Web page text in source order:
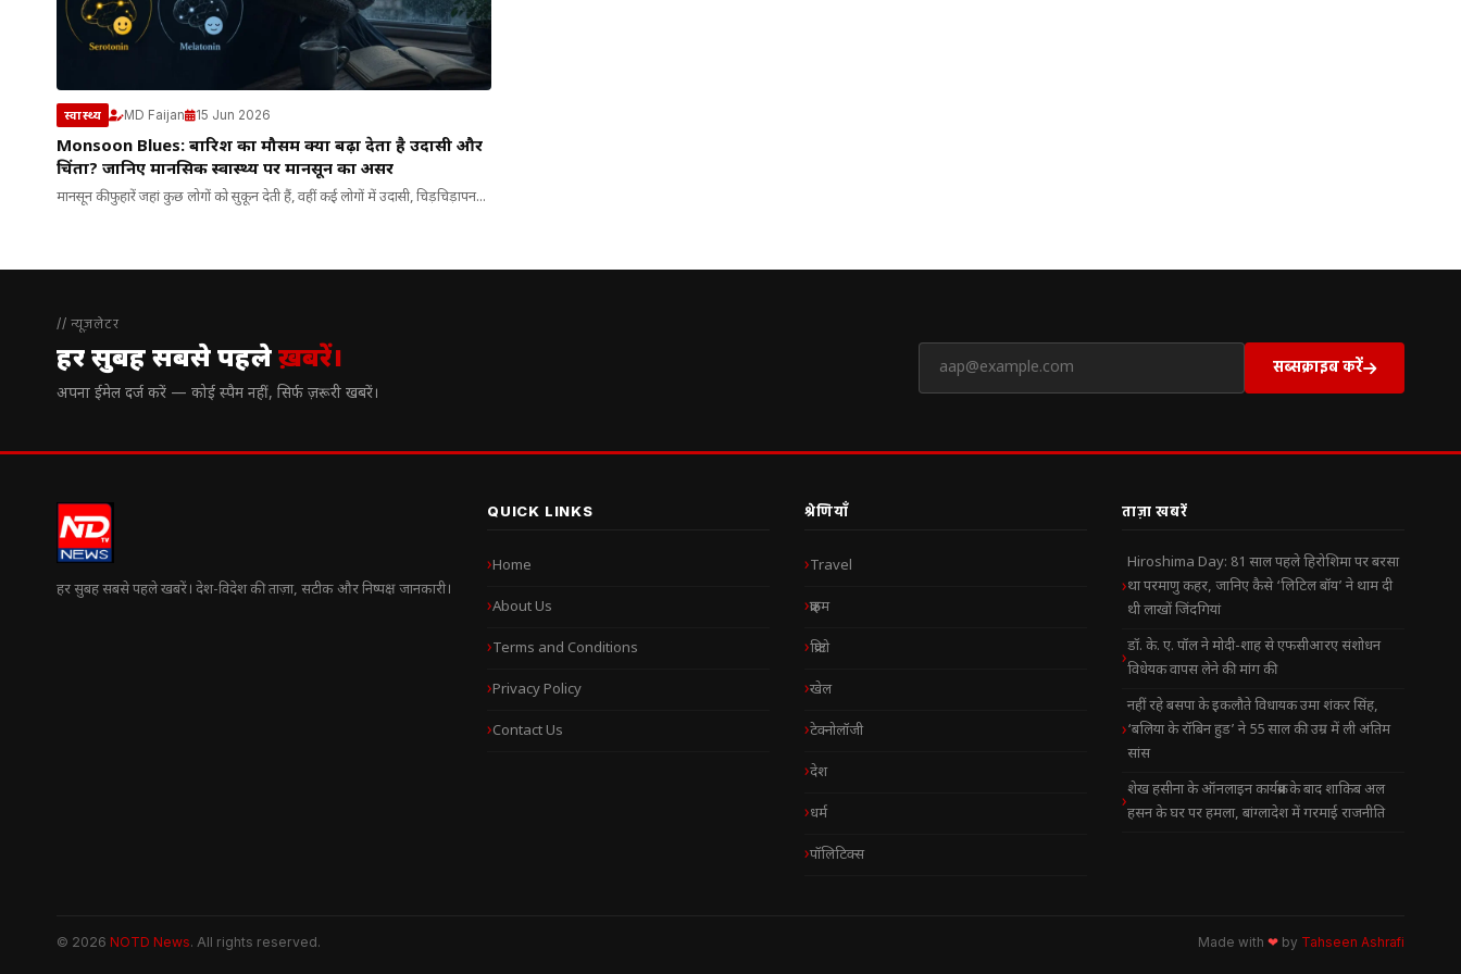
स्वास्थ्य MD Faijan 15 Jun 2026
Monsoon Blues: बारिश का मौसम क्यों बढ़ा देता है उदासी और
चिंता? जानिए मानसिक स्वास्थ्य पर मानसून का असर
मानसून की फुहारें जहां कुछ लोगों को सुकून देती हैं, वहीं कई लोगों में उदासी, चिड़चिड़ापन...
// न्यूज़लेटर
हर सुबह सबसे पहलेख़बरें।
अपना ईमेल दर्ज करें — कोई स्पैम नहीं, सिर्फ ज़रूरी खबरें।
सब्सक्राइब करें
हर सुबह सबसे पहले खबरें। देश-विदेश की ताज़ा, सटीक और निष्पक्ष जानकारी।
QUICK LINKS
Home
About Us
Terms and Conditions
Privacy Policy
Contact Us
श्रेणियाँ
Travel
क्राइम
क्रिप्टो
खेल
टेक्नोलॉजी
देश
धर्म
पॉलिटिक्स
ताज़ा खबरें
Hiroshima Day: 81 साल पहले हिरोशिमा पर बरसा
था परमाणु कहर, जानिए कैसे ‘लिटिल बॉय’ ने थाम दी
थी लाखों जिंदगियां
डॉ. के. ए. पॉल ने मोदी-शाह से एफसीआरए संशोधन
विधेयक वापस लेने की मांग की
नहीं रहे बसपा के इकलौते विधायक उमा शंकर सिंह,
‘बलिया के रॉबिन हुड’ ने 55 साल की उम्र में ली अंतिम
सांस
शेख हसीना के ऑनलाइन कार्यक्रम के बाद शाकिब अल
हसन के घर पर हमला, बांग्लादेश में गरमाई राजनीति
© 2026 NOTD News. All rights reserved. Made with ❤ by Tahseen Ashrafi